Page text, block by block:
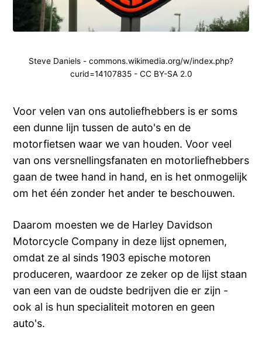
Steve Daniels - commons.wikimedia.org/w/index.php?
curid=14107835 - CC BY-SA 2.0
Voor velen van ons autoliefhebbers is er soms
een dunne lijn tussen de auto's en de
motorfietsen waar we van houden. Voor veel
van ons versnellingsfanaten en motorliefhebbers
gaan de twee hand in hand, en is het onmogelijk
om het één zonder het ander te beschouwen.
Daarom moesten we de Harley Davidson
Motorcycle Company in deze lijst opnemen,
omdat ze al sinds 1903 epische motoren
produceren, waardoor ze zeker op de lijst staan
van een van de oudste bedrijven die er zijn -
ook al is hun specialiteit motoren en geen
auto's.